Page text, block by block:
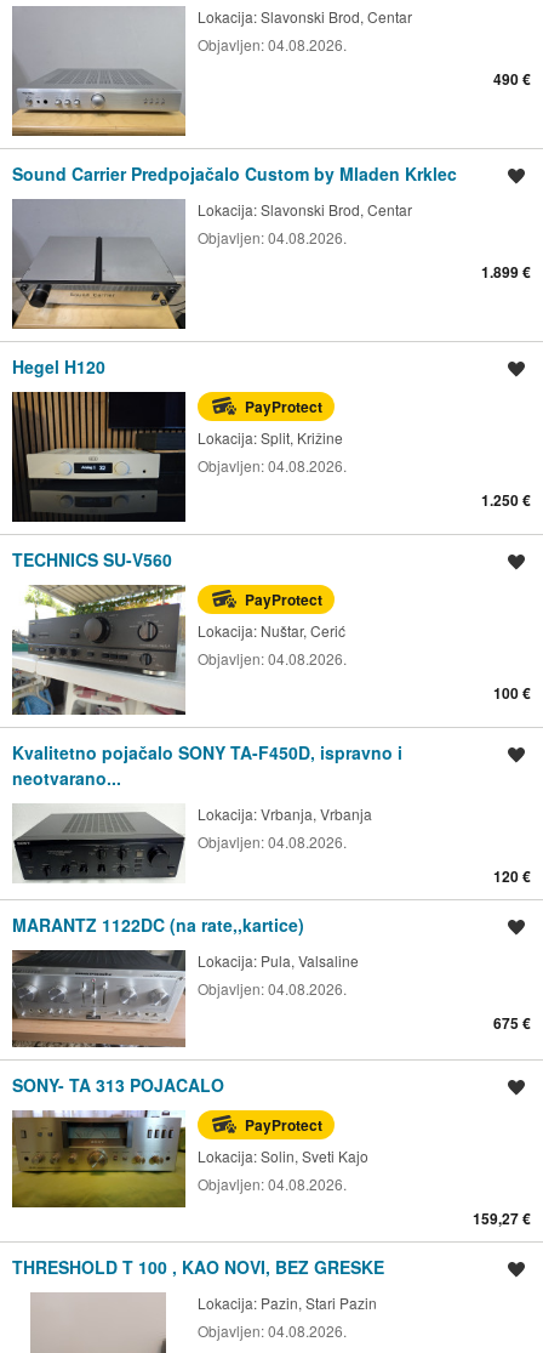
Lokacija:Slavonski Brod, Centar
Objavljen:04.08.2026.
490 €
Sound Carrier Predpojačalo Custom by Mladen Krklec
Lokacija:Slavonski Brod, Centar
Objavljen:04.08.2026.
1.899 €
Hegel H120
PayProtect
Lokacija:Split, Križine
Objavljen:04.08.2026.
1.250 €
TECHNICS SU-V560
PayProtect
Lokacija: Nuštar, Cerić
Objavljen:04.08.2026.
100 €
Kvalitetno pojačalo SONY TA-F450D, ispravno i
neotvarano...
Lokacija:Vrbanja, Vrbanja
Objavljen:04.08.2026.
120 €
MARANTZ 1122DC (na rate,,kartice)
Lokacija: Pula, Valsaline
Objavljen:04.08.2026.
675 €
SONY- TA 313 POJACALO
PayProtect
Lokacija:Solin, Sveti Kajo
Objavljen:04.08.2026.
159,27 €
THRESHOLD T 100 , KAO NOVI, BEZ GRESKE
Lokacija: Pazin, Stari Pazin
Objavljen:04.08.2026.